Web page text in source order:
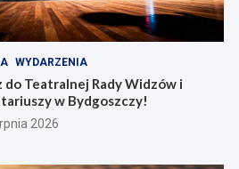
WYDARZENIA
do Teatralnej Rady Widzów i
w Bydgoszczy!
2026